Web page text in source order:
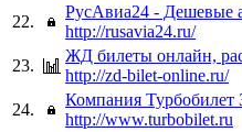
22.
РусАвиа24 - Дешевые
http://rusavia24.ru/
23.
ЖД билеты онлайн,
http://zd-bilet-online.ru/
24.
Компания
http://www.turbobilet.ru